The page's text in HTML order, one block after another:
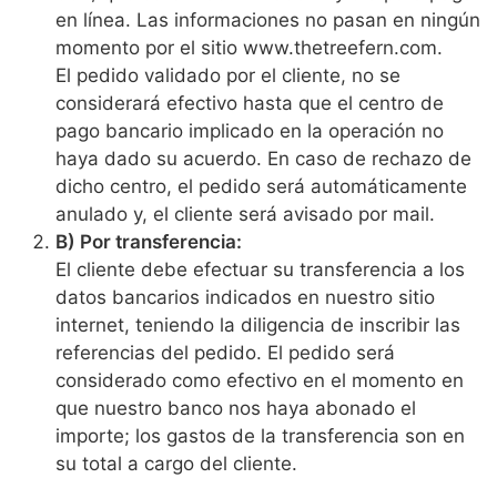
en línea. Las informaciones no pasan en ningún
momento por el sitio www.thetreefern.com.
El pedido validado por el cliente, no se
considerará efectivo hasta que el centro de
pago bancario implicado en la operación no
haya dado su acuerdo. En caso de rechazo de
dicho centro, el pedido será automáticamente
anulado y, el cliente será avisado por mail.
B) Por transferencia:
El cliente debe efectuar su transferencia a los
datos bancarios indicados en nuestro sitio
internet, teniendo la diligencia de inscribir las
referencias del pedido. El pedido será
considerado como efectivo en el momento en
que nuestro banco nos haya abonado el
importe; los gastos de la transferencia son en
su total a cargo del cliente.